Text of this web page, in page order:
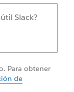
Para obtener
de